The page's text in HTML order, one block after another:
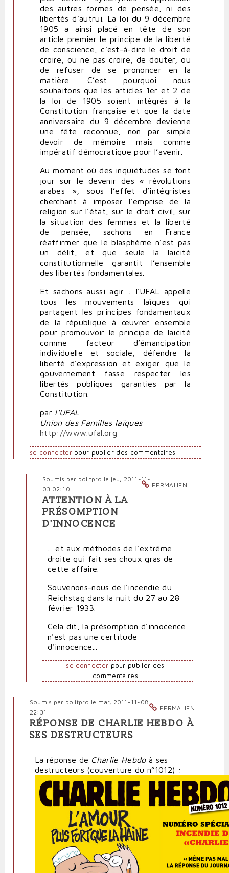
des autres formes de pensée, ni des
libertés d’autrui. La loi du 9 décembre
1905 a ainsi placé en tête de son
article premier le principe de la liberté
de conscience, c’est-à-dire le droit de
croire, ou ne pas croire, de douter, ou
de refuser de se prononcer en la
matière. C’est pourquoi nous
souhaitons que les articles 1er et 2 de
la loi de 1905 soient intégrés à la
Constitution française et que la date
anniversaire du 9 décembre devienne
une fête reconnue, non par simple
devoir de mémoire mais comme
impératif démocratique pour l’avenir.
Au moment où des inquiétudes se font
jour sur le devenir des « révolutions
arabes », sous l’effet d’intégristes
cherchant à imposer l’emprise de la
religion sur l’état, sur le droit civil, sur
la situation des femmes et la liberté
de pensée, sachons en France
réaffirmer que le blasphème n’est pas
un délit, et que seule la laïcité
constitutionnelle garantit l’ensemble
des libertés fondamentales.
Et sachons aussi agir : l’UFAL appelle
tous les mouvements laïques qui
partagent les principes fondamentaux
de la république à œuvrer ensemble
pour promouvoir le principe de laïcité
comme facteur d’émancipation
individuelle et sociale, défendre la
liberté d’expression et exiger que le
gouvernement fasse respecter les
libertés publiques garanties par la
Constitution.
par l'UFAL
Union des Familles laïques
http://www.ufal.org
se connecterpour publier des commentaires
PERMALIEN
Soumis par politpro le jeu, 2011-11-
03 02:10
En
réponse
à
intégrismes
religieux
par
(non
vérifié)
ATTENTION À LA
PRÉSOMPTION
D'INNOCENCE
... et aux méthodes de l'extrême
droite qui fait ses choux gras de
cette affaire.
Souvenons-nous de l’incendie du
Reichstag dans la nuit du 27 au 28
février 1933.
Cela dit, la présomption d'innocence
n'est pas une certitude
d'innocence...
se connecter pour publier des
commentaires
PERMALIEN
Soumis par politpro le mar, 2011-11-08
22:31
RÉPONSE DE CHARLIE HEBDO À
SES DESTRUCTEURS
La réponse de Charlie Hebdoà ses
destructeurs (couverture du n°1012) :